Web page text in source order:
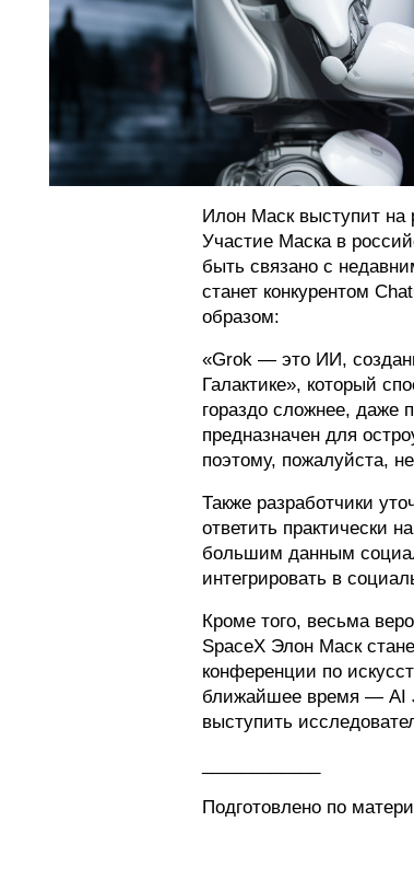
Илон Маск выступит на
Участие Маска в
быть связано с
станет конкурентом
образом:
«Grok — это ИИ,
Галактике», который
гораздо сложнее, даже
предназначен для
поэтому, пожалуйста,
Также разработчики
ответить практически
большим данным
интегрировать в
Кроме того, весьма
SpaceX Элон Маск
конференции по
ближайшее время — AI
выступить
Подготовлено по